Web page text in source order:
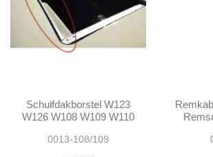
Schuifdakborstel W123
W126 W108 W109 W110
1087820198
0013-108/109